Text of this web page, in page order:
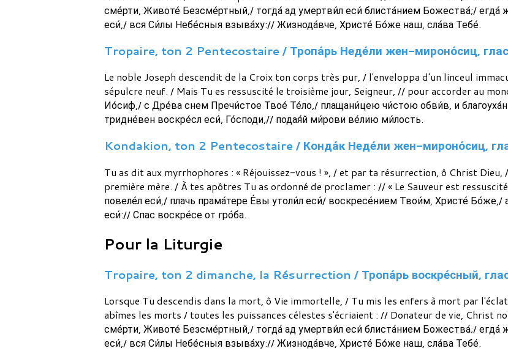
сме́рти, Животе́ Безсме́ртный,/ тогда́ ад умертви́л еси́ блиста́нием Божества́;/ егда́
еси́,/ вся Си́лы Небе́сныя взыва́ху:// Жизнода́вче, Христе́ Бо́же наш, сла́ва Тебе́.
Tropaire, ton 2 Pentecostaire / Тропа́рь Неде́ли жен-мироно́сиц,
Le noble Joseph descendit de la Croix ton corps très pur, / l'enveloppa d'un linceul
sépulcre neuf. / Mais Tu es ressuscité le troisième jour, Seigneur, // pour accorder au
Ио́сиф,/ с Дре́ва снем Пречи́стое Твое́ Те́ло,/ плащани́цею чи́стою обви́в, и
тридне́вен воскре́сл еси́, Го́споди,// подая́й ми́рови ве́лию ми́лость.
Kondakion, ton 2 Pentecostaire / Конда́к Неде́ли жен-мироно́сиц,
Tu as dit aux myrrhophores : « Réjouissez-vous ! », / et par ta résurrection, ô Christ
première mère. / À tes apôtres Tu as ordonné de proclamer : // « Le Sauveur est
повеле́л еси́,/ плачь прама́тере Е́вы утоли́л еси́/ воскресе́нием Твои́м, Христе́
еси́:// Спас воскре́се от гро́ба.
Pour la Liturgie
Tropaire, ton 2 dimanche, la Résurrection / Тропа́рь воскре́сный,
Lorsque Tu descendis dans la mort, ô Vie immortelle, / Tu mis les enfers à mort par
abîmes les morts / toutes les puissances célestes s'écriaient : // Donateur de vie, Christ
сме́рти, Животе́ Безсме́ртный,/ тогда́ ад умертви́л еси́ блиста́нием Божества́;/ егда́
еси́,/ вся Си́лы Небе́сныя взыва́ху:// Жизнода́вче, Христе́ Бо́же наш, сла́ва Тебе́.